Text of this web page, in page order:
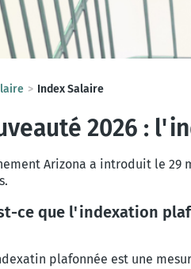
Index Salaire
2026 :
Arizona a introduit le
ce que l'indexation
plafonnée est une